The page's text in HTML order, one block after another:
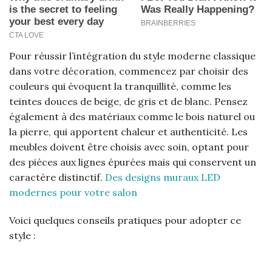
Pour réussir l’intégration du style moderne classique
dans votre décoration, commencez par choisir des
couleurs qui évoquent la tranquillité, comme les
teintes douces de beige, de gris et de blanc. Pensez
également à des matériaux comme le bois naturel ou
la pierre, qui apportent chaleur et authenticité. Les
meubles doivent être choisis avec soin, optant pour
des pièces aux lignes épurées mais qui conservent un
caractère distinctif. Des designs muraux LED
modernes pour votre salon
Voici quelques conseils pratiques pour adopter ce
style :